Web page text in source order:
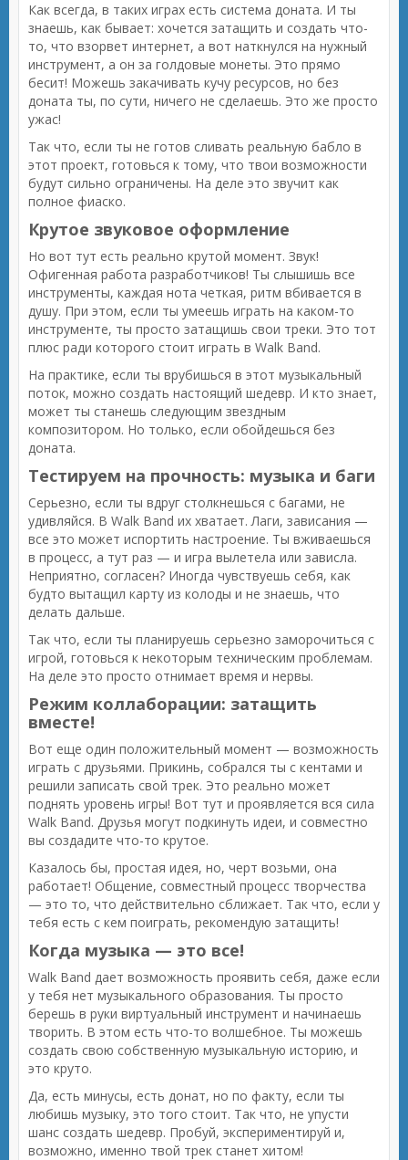
Как всегда, в таких играх есть система доната. И ты
знаешь, как бывает: хочется затащить и создать что-
то, что взорвет интернет, а вот наткнулся на нужный
инструмент, а он за голдовые монеты. Это прямо
бесит! Можешь закачивать кучу ресурсов, но без
доната ты, по сути, ничего не сделаешь. Это же просто
ужас!
Так что, если ты не готов сливать реальную бабло в
этот проект, готовься к тому, что твои возможности
будут сильно ограничены. На деле это звучит как
полное фиаско.
Крутое звуковое оформление
Но вот тут есть реально крутой момент. Звук!
Офигенная работа разработчиков! Ты слышишь все
инструменты, каждая нота четкая, ритм вбивается в
душу. При этом, если ты умеешь играть на каком-то
инструменте, ты просто затащишь свои треки. Это тот
плюс ради которого стоит играть в Walk Band.
На практике, если ты врубишься в этот музыкальный
поток, можно создать настоящий шедевр. И кто знает,
может ты станешь следующим звездным
композитором. Но только, если обойдешься без
доната.
Тестируем на прочность: музыка и баги
Серьезно, если ты вдруг столкнешься с багами, не
удивляйся. В Walk Band их хватает. Лаги, зависания —
все это может испортить настроение. Ты вживаешься
в процесс, а тут раз — и игра вылетела или зависла.
Неприятно, согласен? Иногда чувствуешь себя, как
будто вытащил карту из колоды и не знаешь, что
делать дальше.
Так что, если ты планируешь серьезно заморочиться с
игрой, готовься к некоторым техническим проблемам.
На деле это просто отнимает время и нервы.
Режим коллаборации: затащить
вместе!
Вот еще один положительный момент — возможность
играть с друзьями. Прикинь, собрался ты с кентами и
решили записать свой трек. Это реально может
поднять уровень игры! Вот тут и проявляется вся сила
Walk Band. Друзья могут подкинуть идеи, и совместно
вы создадите что-то крутое.
Казалось бы, простая идея, но, черт возьми, она
работает! Общение, совместный процесс творчества
— это то, что действительно сближает. Так что, если у
тебя есть с кем поиграть, рекомендую затащить!
Когда музыка — это все!
Walk Band дает возможность проявить себя, даже если
у тебя нет музыкального образования. Ты просто
берешь в руки виртуальный инструмент и начинаешь
творить. В этом есть что-то волшебное. Ты можешь
создать свою собственную музыкальную историю, и
это круто.
Да, есть минусы, есть донат, но по факту, если ты
любишь музыку, это того стоит. Так что, не упусти
шанс создать шедевр. Пробуй, экспериментируй и,
возможно, именно твой трек станет хитом!